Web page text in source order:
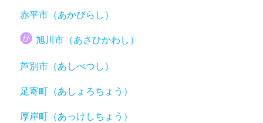
赤平市（あかびらし）
旭川市（あさひかわし）
芦別市（あしべつし）
足寄町（あしょろちょう）
厚岸町（あっけしちょう）